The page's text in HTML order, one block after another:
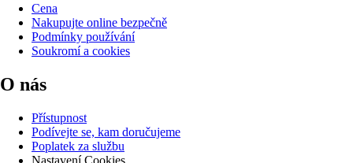
Cena
Nakupujte online bezpečně
Podmínky používání
Soukromí a cookies
O nás
Přístupnost
Podívejte se, kam doručujeme
Poplatek za službu
Nastavení Cookies